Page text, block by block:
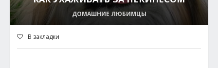
ДОМАШНИЕ ЛЮБИМЦЫ
В закладки